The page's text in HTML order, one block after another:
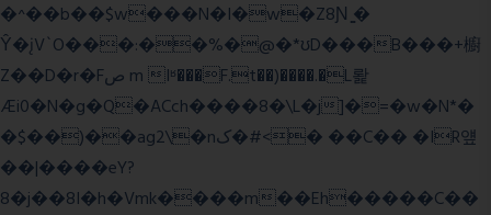
�^��b��$w���N�I�w�Z8Ɲ ͚�
Ŷ�įV`O���:��%�@�*ʊD���B���+櫥
Z��D�r�Fص m Iʶ���F.t��)����.�L뢅
Æi0�N�g�Q�ACch����8�\L�j]�=�w�N*�
�$��)��ag2\�nک�#<� ��C�� �IR얲
��|����eY?
8�j��8I�h�Vmk����m��Eh�����C��